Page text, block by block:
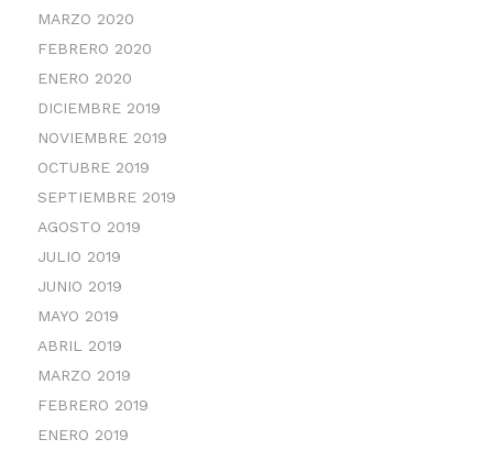
MARZO 2020
FEBRERO 2020
ENERO 2020
DICIEMBRE 2019
NOVIEMBRE 2019
OCTUBRE 2019
SEPTIEMBRE 2019
AGOSTO 2019
JULIO 2019
JUNIO 2019
MAYO 2019
ABRIL 2019
MARZO 2019
FEBRERO 2019
ENERO 2019